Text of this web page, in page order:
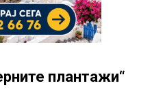
плантажи“